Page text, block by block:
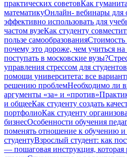
практических советовКак
математикуОнлайн- вебинары для
эффективно использовать для
частом вузеКак студенту
пользе самообразованияСтоимость
почему это дороже, чем учиться на
поступать в московские вузы?
управления стрессом для студентов
помощи университета: все
решению проблемНеобходимо ли
аргументы «за» и «против»
и общееКак студенту создать
портфолиоКак студенту
бизнесОсобенности обучения
поменять отношение к обучению и
студентуВзрослый студент: как
— пошаговая инструкция, которая